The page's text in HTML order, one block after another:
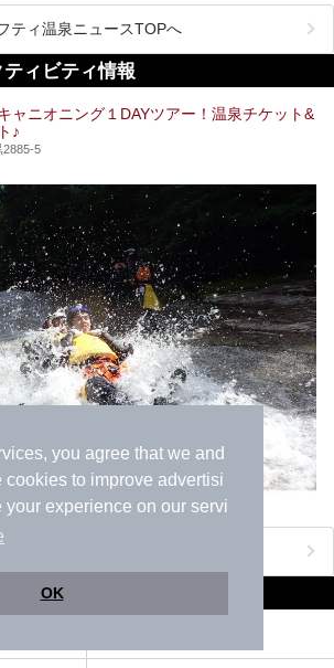
you agree that we and
cookies to improve advertisi
your experience on our servi
OK
、温暖な気候が魅力の県です。
古の温泉といわれる道後温泉を筆頭に、多くの温泉が
媛県は、スーパー銭湯も豊富です。中には、中四国地
する人気の施設も。今回は、愛媛県の誇るスーパー
ックアップしました。
ティ温泉ニュースTOPへ
ィビティ情報
ャニオニング１DAYツアー！温泉チケット&
♪
2885-5
駅から探す